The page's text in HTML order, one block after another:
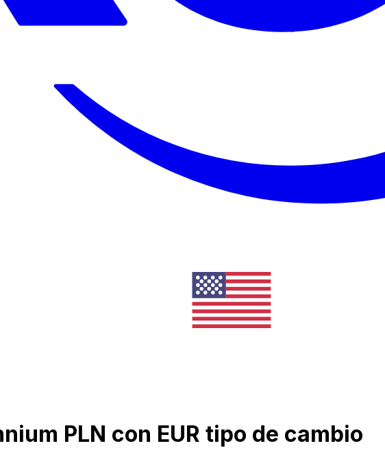
PLN con EUR tipo de cambio